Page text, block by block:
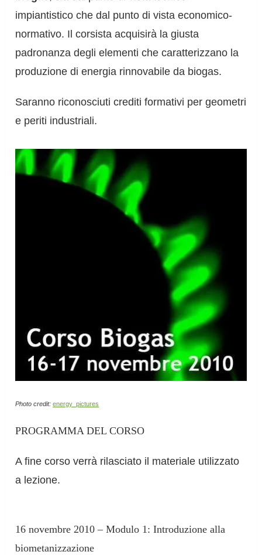
impiantistico che dal punto di vista economico-
normativo. Il corsista acquisirà la giusta
padronanza degli elementi che caratterizzano la
produzione di energia rinnovabile da biogas.
Saranno riconosciuti crediti formativi per geometri
e periti industriali.
Photo credit: energy_pictures
PROGRAMMA DEL CORSO
A fine corso verrà rilasciato il materiale utilizzato
a lezione.
16 novembre 2010 – Modulo 1: Introduzione alla
biometanizzazione